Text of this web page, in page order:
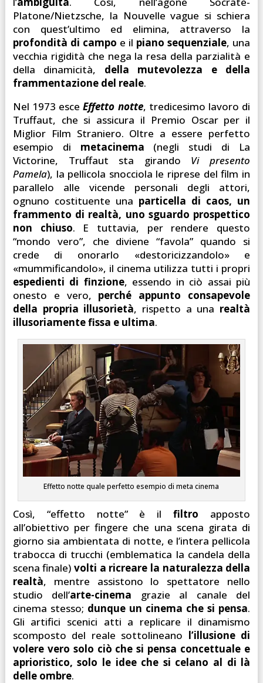
Platone/Nietzsche, la Nouvelle vague si schiera
con quest’ultimo ed elimina, attraverso la
profondità di campo e il piano sequenziale, una
vecchia rigidità che nega la resa della parzialità e
della dinamicità, della mutevolezza e della
frammentazione del reale.
Nel 1973 esceEffetto notte, tredicesimo lavoro di
Truffaut, che si assicura il Premio Oscar per il
Miglior Film Straniero. Oltre a essere perfetto
esempio di metacinema (negli studi di La
Victorine, Truffaut sta girando Vi presento
Pamela), la pellicola snocciola le riprese del film in
parallelo alle vicende personali degli attori,
ognuno costituente una particella di caos, un
frammento di realtà, uno sguardo prospettico
non chiuso. E tuttavia, per rendere questo
“mondo vero”, che diviene “favola” quando si
crede di onorarlo «destoricizzandolo» e
«mummificandolo», il cinema utilizza tutti i propri
espedienti di finzione, essendo in ciò assai più
onesto e vero, perché appunto consapevole
della propria illusorietà, rispetto a una realtà
illusoriamente fissa e ultima.
Effetto notte quale perfetto esempio di meta cinema
Così, “effetto notte” è ilfiltro apposto
all’obiettivo per fingere che una scena girata di
giorno sia ambientata di notte, e l’intera pellicola
trabocca di trucchi (emblematica la candela della
scena finale)volti a ricreare la naturalezza della
realtà, mentre assistono lo spettatore nello
studio dell’arte-cinema grazie al canale del
cinema stesso; dunque un cinema che si pensa.
Gli artifici scenici atti a replicare il dinamismo
scomposto del reale sottolineano l’illusione di
volere vero solo ciò che si pensa concettuale e
aprioristico, solo le idee che si celano al di là
delle ombre.